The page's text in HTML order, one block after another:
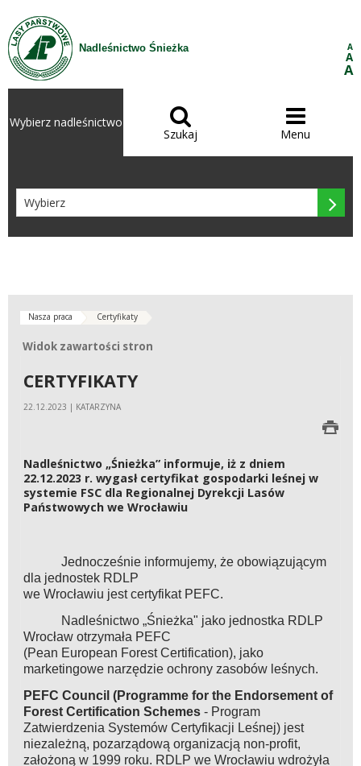
Przejdź do treści
Nadleśnictwo Śnieżka A
A
A
Wybierz nadleśnictwo 
Szukaj

Menu

Nasza praca Certyfikaty
Widok zawartości stron
Widok zawartości stron
CERTYFIKATY
22.12.2023 | KATARZYNA
Nadleśnictwo „Śnieżka” informuje, iż z dniem
22.12.2023 r. wygasł certyfikat gospodarki leśnej w
systemie FSC dla Regionalnej Dyrekcji Lasów
Państwowych we Wrocławiu
Jednocześnie informujemy, że obowiązującym
dla jednostek RDLP
we Wrocławiu jest certyfikat PEFC.
Nadleśnictwo „Śnieżka" jako jednostka RDLP
Wrocław otrzymała PEFC
(Pean European Forest Certification), jako
marketingowe narzędzie ochrony zasobów leśnych.
PEFC Council (Programme for the Endorsement of
Forest Certification Schemes - Program
Zatwierdzenia Systemów Certyfikacji Leśnej) jest
niezależną, pozarządową organizacją non-profit,
założoną w 1999 roku. RDLP we Wrocławiu wdrożyła